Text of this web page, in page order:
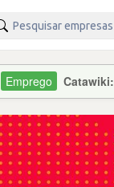
Catawiki: